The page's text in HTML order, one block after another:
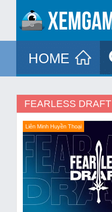
HOME
FEARLESS DRAFT
Liên Minh Huyền Thoại